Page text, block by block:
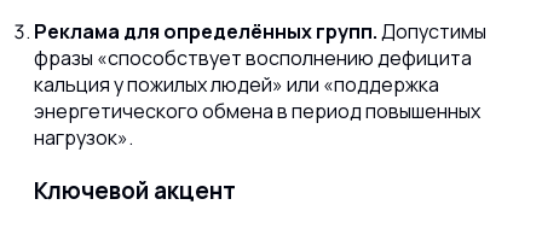
Реклама для определённых групп.Допустимы
фразы «способствует восполнению дефицита
кальция у пожилых людей» или «поддержка
энергетического обмена в период повышенных
нагрузок».
Ключевой акцент